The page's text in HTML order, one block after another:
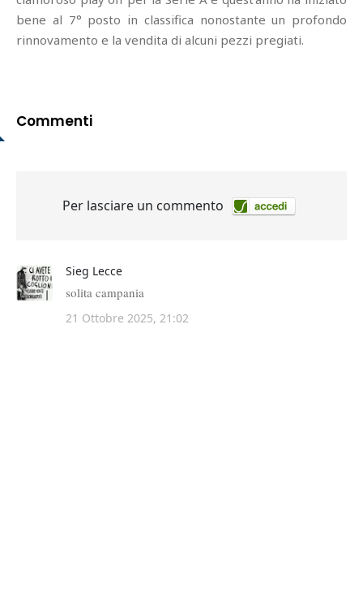
bene al 7° posto in classifica nonostante un profondo
rinnovamento e la vendita di alcuni pezzi pregiati.
Commenti